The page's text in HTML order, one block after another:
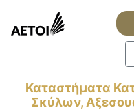
Καταστήματα
Σκύλων,